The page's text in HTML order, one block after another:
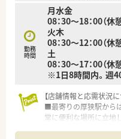
■将来的な独立を支援
おり、勤続10年以上の
ます。
勤務
時間
月水金
08：30～18：00（休
火木
08：30～12：00（休
土
08：30～17：00（休
※1日8時間内。週
【店舗情報と応需状況に
■最寄りの厚狭駅から
常に便利な場所に立地